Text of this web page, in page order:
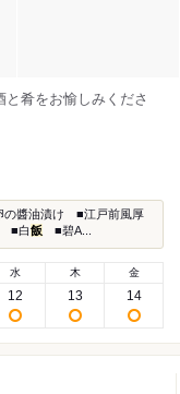
と肴をお愉しみくださ
の醬油漬け ■江戸前風厚
■白飯 ■碧A...
水
12
木
13
金
14